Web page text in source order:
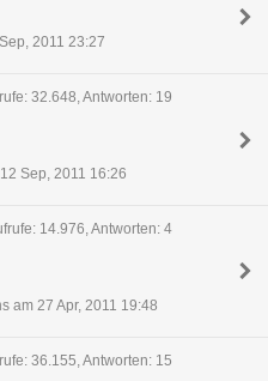
2011 23:27
32.648, Antworten: 19
Sep, 2011 16:26
14.976, Antworten: 4
am 27 Apr, 2011 19:48
36.155, Antworten: 15